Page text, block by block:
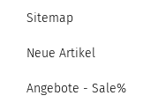
Sitemap
Neue Artikel
Angebote - Sale%